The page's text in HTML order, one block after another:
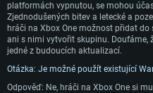
Procesor: Dual-Core 2.2 GHz
Operační paměť: 4 GB
Grafická karta podpora DirectX 11:
GTX 660. Minimální podporované
Připojení: Širokopásmové připojení
Procesor: Core i5 (Intel Xeon není
Operační paměť: 6 GB
Grafická karta: Intel Iris Pro 5200
od AMD/Nvidia pro Mac. Minimální
případě použití Metal.
Místo na disku: 22,1 GB
Procesor: Dual-Core 2.4 GHz
Operační paměť: 4 GB
Grafická karta: NVIDIA 660 s
staršími, než půl roku) / srovnatelná
proprietárními ovladači (ne
rozlišení hry je 720p) a s podporou
platformách vypnutou, se mohou
Zjednodušených bitev a letecké a
hráči na Xbox One možnost přidat
ani s nimi vytvořit skupinu.
jedné z budoucích aktualizací.
Otázka: Je možné použít existující
Odpověď: Ne, hráči na Xbox One si